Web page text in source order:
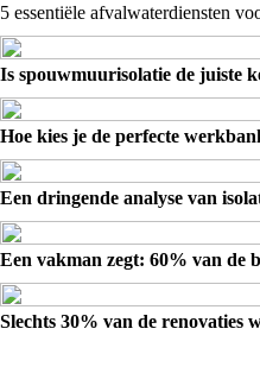
5 essentiële afvalwaterdiensten
Is spouwmuurisolatie de juiste
Hoe kies je de perfecte
Een dringende analyse van
Een vakman zegt: 60% van de
Slechts 30% van de renovaties